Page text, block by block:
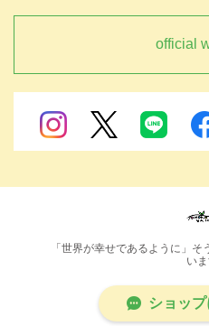
official
「世界が幸せであるように」
い
ショッ